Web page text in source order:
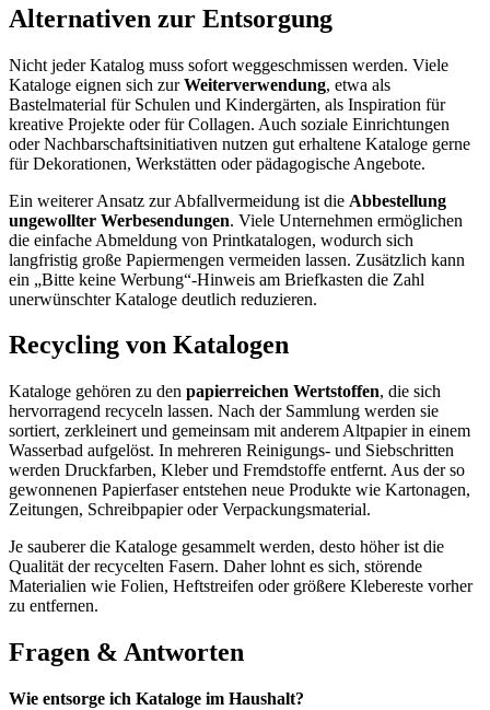
Alternativen zur Entsorgung
Nicht jeder Katalog muss sofort weggeschmissen werden. Viele
Kataloge eignen sich zurWeiterverwendung, etwa als
Bastelmaterial für Schulen und Kindergärten, als Inspiration für
kreative Projekte oder für Collagen. Auch soziale Einrichtungen
oder Nachbarschaftsinitiativen nutzen gut erhaltene Kataloge gerne
für Dekorationen, Werkstätten oder pädagogische Angebote.
Ein weiterer Ansatz zur Abfallvermeidung ist die Abbestellung
ungewollter Werbesendungen. Viele Unternehmen ermöglichen
die einfache Abmeldung von Printkatalogen, wodurch sich
langfristig große Papiermengen vermeiden lassen. Zusätzlich kann
ein „Bitte keine Werbung“-Hinweis am Briefkasten die Zahl
unerwünschter Kataloge deutlich reduzieren.
Recycling von Katalogen
Kataloge gehören zu den papierreichen Wertstoffen, die sich
hervorragend recyceln lassen. Nach der Sammlung werden sie
sortiert, zerkleinert und gemeinsam mit anderem Altpapier in einem
Wasserbad aufgelöst. In mehreren Reinigungs- und Siebschritten
werden Druckfarben, Kleber und Fremdstoffe entfernt. Aus der so
gewonnenen Papierfaser entstehen neue Produkte wie Kartonagen,
Zeitungen, Schreibpapier oder Verpackungsmaterial.
Je sauberer die Kataloge gesammelt werden, desto höher ist die
Qualität der recycelten Fasern. Daher lohnt es sich, störende
Materialien wie Folien, Heftstreifen oder größere Klebereste vorher
zu entfernen.
Fragen & Antworten
Wie entsorge ich Kataloge im Haushalt?